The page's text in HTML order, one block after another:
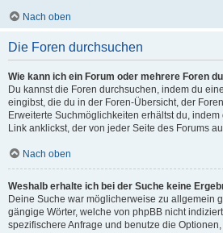
Nach oben
Die Foren durchsuchen
Wie kann ich ein Forum oder mehrere Foren
Du kannst die Foren durchsuchen, indem du
eingibst, die du in der Foren-Übersicht, der
Erweiterte Suchmöglichkeiten erhältst du, indem
Link anklickst, der von jeder Seite des Forums
Nach oben
Weshalb erhalte ich bei der Suche keine
Deine Suche war möglicherweise zu allgemein
gängige Wörter, welche von phpBB nicht
spezifischere Anfrage und benutze die